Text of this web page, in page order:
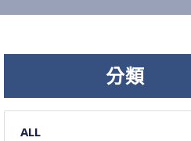
分類
ALL